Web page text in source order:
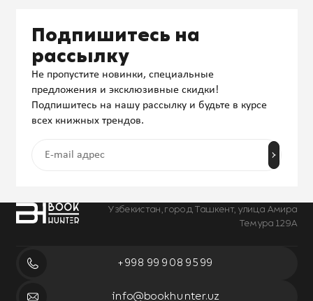
Узбекистан, город Ташкент, улица Амира
Темура 129А
+998 99 908 95 99
info@bookhunter.uz
Подпишитесь на
рассылку
Не пропустите новинки, специальные
предложения и эксклюзивные скидки!
Подпишитесь на нашу рассылку и будьте в курсе
всех книжных трендов.